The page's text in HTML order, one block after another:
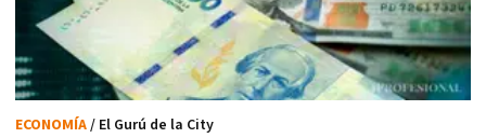
ECONOMÍA/ El Gurú de la City